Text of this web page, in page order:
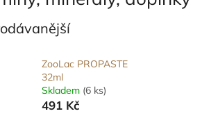
ZooLac PROPASTE
32ml
Skladem (6 ks)
491 Kč